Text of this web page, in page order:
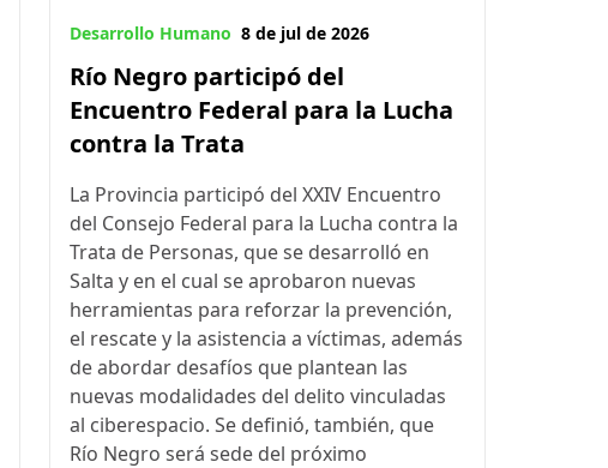
Río Negro participó del
Encuentro Federal para la Lucha
contra la Trata
Desarrollo Humano 8 de jul de 2026
La Provincia participó del XXIV Encuentro
del Consejo Federal para la Lucha contra la
Trata de Personas, que se desarrolló en
Salta y en el cual se aprobaron nuevas
herramientas para reforzar la prevención,
el rescate y la asistencia a víctimas, además
de abordar desafíos que plantean las
nuevas modalidades del delito vinculadas
al ciberespacio. Se definió, también, que
Río Negro será sede del próximo